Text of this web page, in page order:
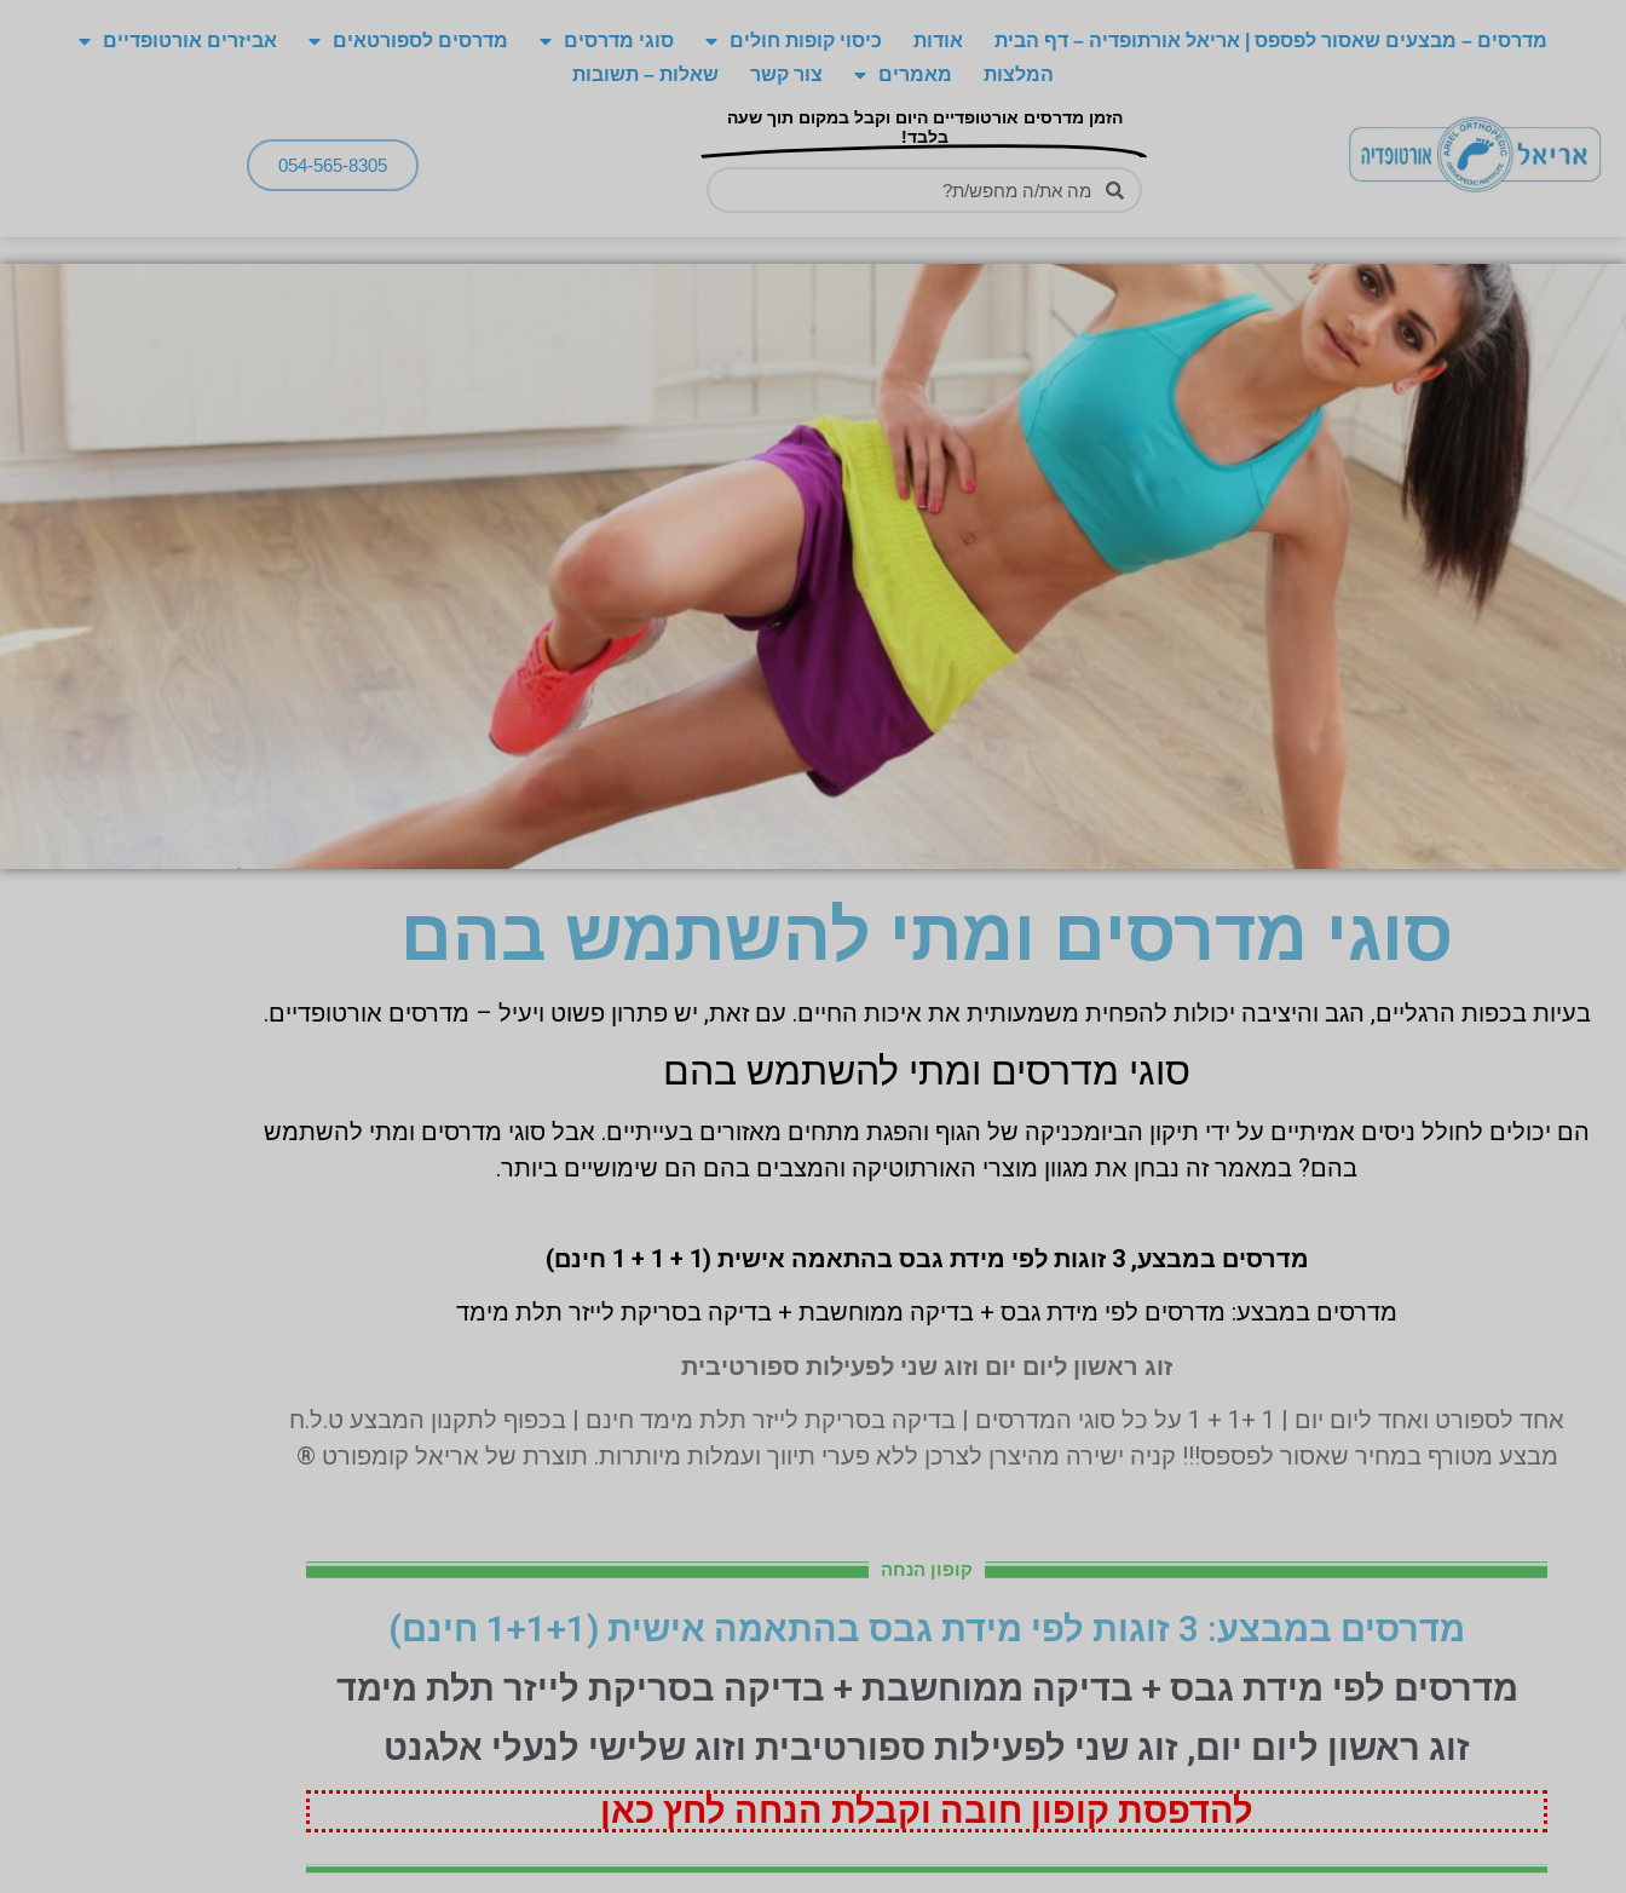
מדרסים – מבצעים שאסור לפספס | אריאל אורתופדיה – דף הבית אודות כיסוי קופות חולים סוגי מדרסים מדרסים לספורטאים
אביזרים אורטופדיים
המלצות
מאמרים צור קשר שאלות – תשובות
הזמן מדרסים אורטופדיים היום וקבל במקום תוך שעה
בלבד!
054-565-8305
סוגי מדרסים ומתי להשתמש בהם
בעיות בכפות הרגליים, הגב והיציבה יכולות להפחית משמעותית את איכות החיים. עם זאת, יש פתרון פשוט ויעיל – מדרסים אורטופדיים.
סוגי מדרסים ומתי להשתמש בהם
הם יכולים לחולל ניסים אמיתיים על ידי תיקון הביומכניקה של הגוף והפגת מתחים מאזורים בעייתיים. אבל סוגי מדרסים ומתי להשתמש
בהם? במאמר זה נבחן את מגוון מוצרי האורתוטיקה והמצבים בהם הם שימושיים ביותר.
מדרסים במבצע,3 זוגות לפי מידת גבס בהתאמה אישית (1 + 1 + 1 חינם)
מדרסים במבצע: מדרסים לפי מידת גבס + בדיקה ממוחשבת + בדיקה בסריקת לייזר תלת מימד
זוג ראשון ליום יום וזוג שני לפעילות ספורטיבית
אחד לספורט ואחד ליום יום | 1 +1 + 1 על כל סוגי המדרסים | בדיקה בסריקת לייזר תלת מימד חינם | בכפוף לתקנון המבצע ט.ל.ח
מבצע מטורף במחיר שאסור לפספס!!! קניה ישירה מהיצרן לצרכן ללא פערי תיווך ועמלות מיותרות. תוצרת של אריאל קומפורט ®
קופון הנחה
מדרסים במבצע: 3 זוגות לפי מידת גבס בהתאמה אישית (1+1+1 חינם)
מדרסים לפי מידת גבס + בדיקה ממוחשבת + בדיקה בסריקת לייזר תלת מימד
זוג ראשון ליום יום, זוג שני לפעילות ספורטיבית וזוג שלישי לנעלי אלגנט
להדפסת קופון חובה וקבלת הנחה לחץ כאן